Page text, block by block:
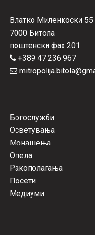
Влатко Миленкоски 55
7000 Битола
поштенски фах 201
+389 47 236 967
Богослужби
Осветувања
Монашења
Опела
Ракополагања
Посети
Медиуми